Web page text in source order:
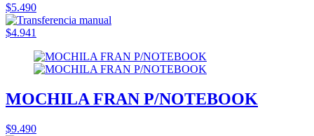
$5.490
$4.941
MOCHILA FRAN P/NOTEBOOK
$9.490